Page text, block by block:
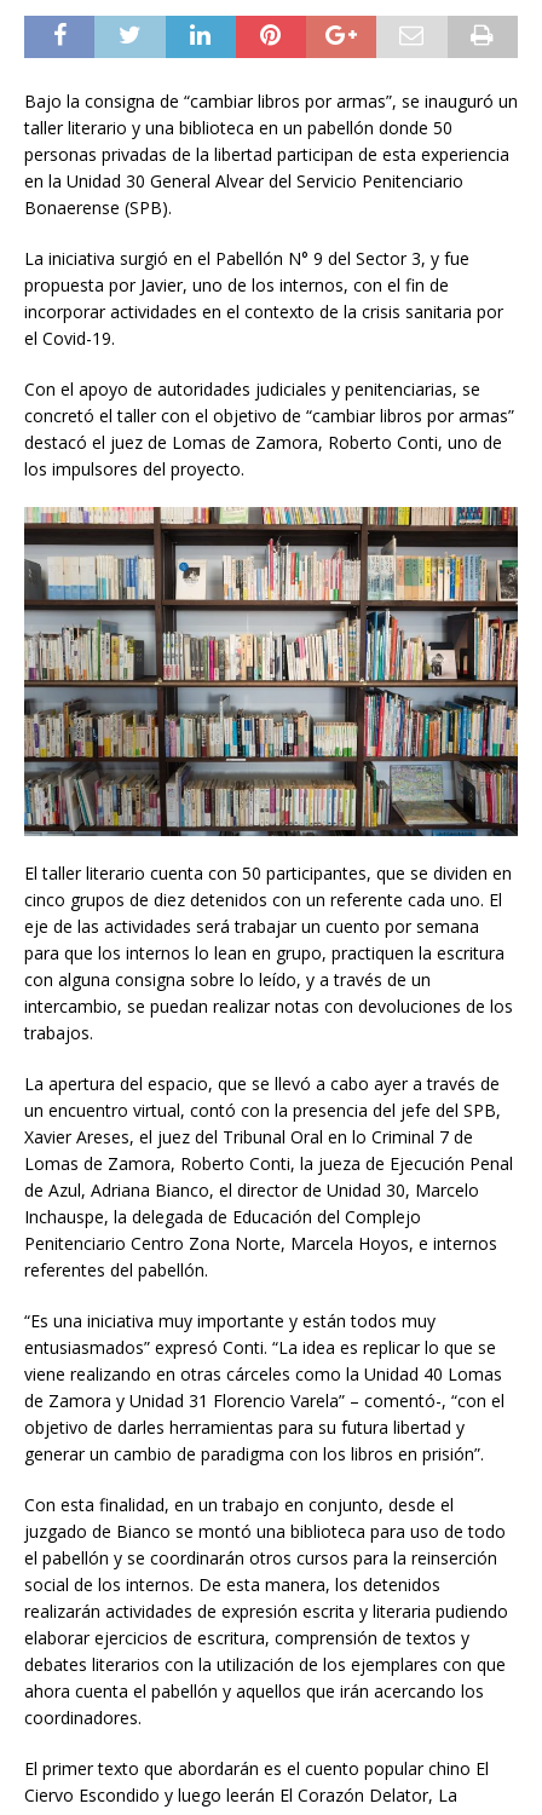
Bajo la consigna de “cambiar libros por armas”, se inauguró un
taller literario y una biblioteca en un pabellón donde 50
personas privadas de la libertad participan de esta experiencia
en la Unidad 30 General Alvear del Servicio Penitenciario
Bonaerense (SPB).
La iniciativa surgió en el Pabellón N° 9 del Sector 3, y fue
propuesta por Javier, uno de los internos, con el fin de
incorporar actividades en el contexto de la crisis sanitaria por
el Covid-19.
Con el apoyo de autoridades judiciales y penitenciarias, se
concretó el taller con el objetivo de “cambiar libros por armas”
destacó el juez de Lomas de Zamora, Roberto Conti, uno de
los impulsores del proyecto.
El taller literario cuenta con 50 participantes, que se dividen en
cinco grupos de diez detenidos con un referente cada uno. El
eje de las actividades será trabajar un cuento por semana
para que los internos lo lean en grupo, practiquen la escritura
con alguna consigna sobre lo leído, y a través de un
intercambio, se puedan realizar notas con devoluciones de los
trabajos.
La apertura del espacio, que se llevó a cabo ayer a través de
un encuentro virtual, contó con la presencia del jefe del SPB,
Xavier Areses, el juez del Tribunal Oral en lo Criminal 7 de
Lomas de Zamora, Roberto Conti, la jueza de Ejecución Penal
de Azul, Adriana Bianco, el director de Unidad 30, Marcelo
Inchauspe, la delegada de Educación del Complejo
Penitenciario Centro Zona Norte, Marcela Hoyos, e internos
referentes del pabellón.
“Es una iniciativa muy importante y están todos muy
entusiasmados” expresó Conti. “La idea es replicar lo que se
viene realizando en otras cárceles como la Unidad 40 Lomas
de Zamora y Unidad 31 Florencio Varela” – comentó-, “con el
objetivo de darles herramientas para su futura libertad y
generar un cambio de paradigma con los libros en prisión”.
Con esta finalidad, en un trabajo en conjunto, desde el
juzgado de Bianco se montó una biblioteca para uso de todo
el pabellón y se coordinarán otros cursos para la reinserción
social de los internos. De esta manera, los detenidos
realizarán actividades de expresión escrita y literaria pudiendo
elaborar ejercicios de escritura, comprensión de textos y
debates literarios con la utilización de los ejemplares con que
ahora cuenta el pabellón y aquellos que irán acercando los
coordinadores.
El primer texto que abordarán es el cuento popular chino El
Ciervo Escondido y luego leerán El Corazón Delator, La